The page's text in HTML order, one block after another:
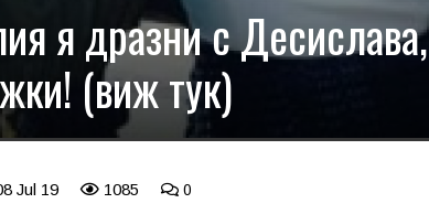
я дразни с Десислава,
(виж тук)
Jul 19 1085 0